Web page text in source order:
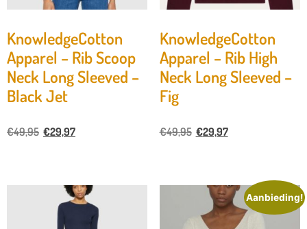
KnowledgeCotton
Apparel – Rib Scoop
Neck Long Sleeved –
Black Jet
€49,95 €29,97
KnowledgeCotton
Apparel – Rib High
Neck Long Sleeved –
Fig
€49,95 €29,97
Aanbieding!